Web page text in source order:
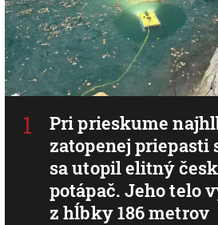
Pri prieskume
zatopenej priepasti
sa utopil elitný
potápač. Jeho telo
z hĺbky 186 metrov